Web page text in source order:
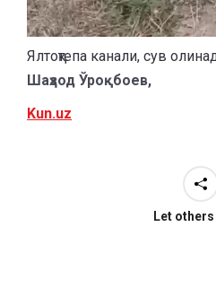
Ялтоқтепа канали, сув
Шаҳзод Ўроқбоев,
Kun.uz
Let